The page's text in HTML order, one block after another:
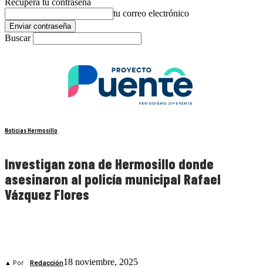
Recupera tu contraseña
tu correo electrónico
Buscar
Noticias Hermosillo
Investigan zona de Hermosillo donde
asesinaron al policía municipal Rafael
Vázquez Flores
▲ Por Redacción18 noviembre, 2025